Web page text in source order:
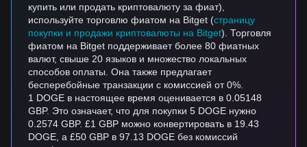
купить или продать криптовалюту за фиат),
используйте торговлю фиатом на Bitget (страницу
покупки и продажи криптовалюты на Bitget). Торговля
фиатом на Bitget поддерживает более 80 фиатных
валют, свыше 20 языков и множество локальных
способов оплаты. Она также предлагает
бесперебойные транзакции с комиссией от 0%.
1 DOGE в настоящее время оценивается в 0.05148
GBP. Это означает, что для покупки 5 DOGE нужно
0.2574 GBP. £1 GBP можно конвертировать в 19.43
DOGE, а £50 GBP в 97.13 DOGE без комиссий